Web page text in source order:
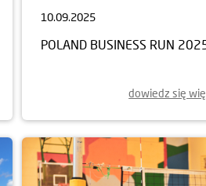
10.09.2025
POLAND BUSINESS RUN
dowiedz się